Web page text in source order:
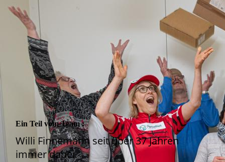
Mitwirkende 1
Ein Teil vom Team :
Willi Finnemann seit über 37 Jahren
immer dabei.